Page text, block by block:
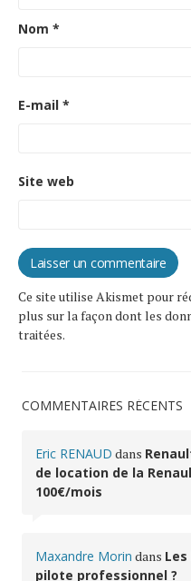
Nom *
E-mail *
Site web
Ce site utilise Akismet pour
plus sur la façon dont les
traitées.
COMMENTAIRES RÉCENTS
Eric RENAUD dans
de location de la
100€/mois
Maxandre Morin dans
pilote professionnel ?